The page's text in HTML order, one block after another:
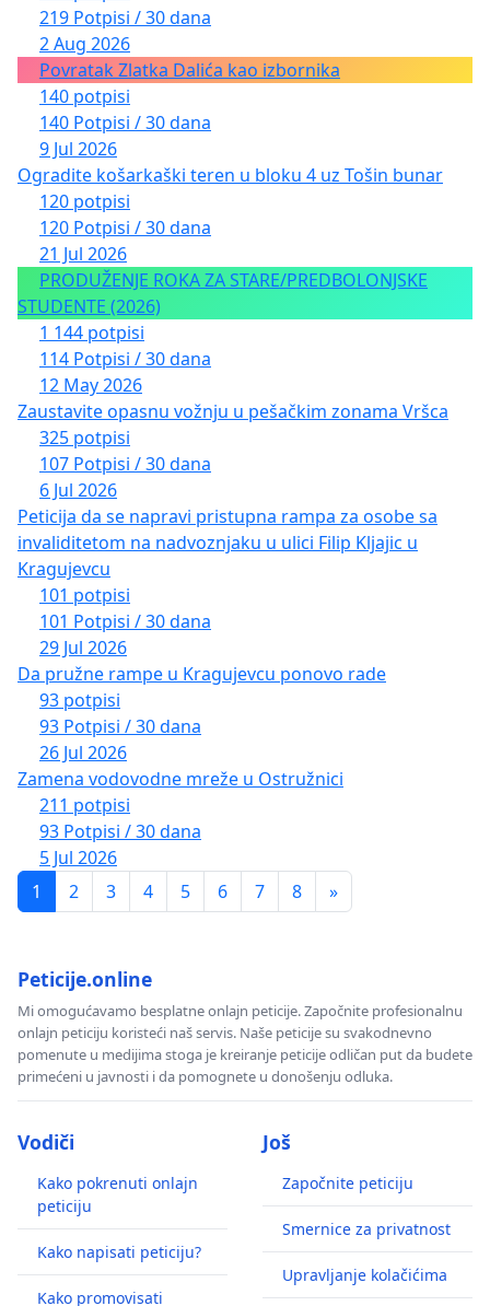
219 Potpisi / 30 dana
2 Aug 2026
Povratak Zlatka Dalića kao izbornika
140 potpisi
140 Potpisi / 30 dana
9 Jul 2026
Ogradite košarkaški teren u bloku 4 uz Tošin bunar
120 potpisi
120 Potpisi / 30 dana
21 Jul 2026
PRODUŽENJE ROKA ZA STARE/PREDBOLONJSKE
STUDENTE (2026)
1 144 potpisi
114 Potpisi / 30 dana
12 May 2026
Zaustavite opasnu vožnju u pešačkim zonama Vršca
325 potpisi
107 Potpisi / 30 dana
6 Jul 2026
Peticija da se napravi pristupna rampa za osobe sa
invaliditetom na nadvoznjaku u ulici Filip Kljajic u
Kragujevcu
101 potpisi
101 Potpisi / 30 dana
29 Jul 2026
Da pružne rampe u Kragujevcu ponovo rade
93 potpisi
93 Potpisi / 30 dana
26 Jul 2026
Zamena vodovodne mreže u Ostružnici
211 potpisi
93 Potpisi / 30 dana
5 Jul 2026
1
2 3 4 5 6 7 8 »
Peticije.online
Mi omogućavamo besplatne onlajn peticije. Započnite profesionalnu
onlajn peticiju koristeći naš servis. Naše peticije su svakodnevno
pomenute u medijima stoga je kreiranje peticije odličan put da budete
primećeni u javnosti i da pomognete u donošenju odluka.
Vodiči
Kako pokrenuti onlajn
peticiju
Kako napisati peticiju?
Kako promovisati
Još
Započnite peticiju
Smernice za privatnost
Upravljanje kolačićima